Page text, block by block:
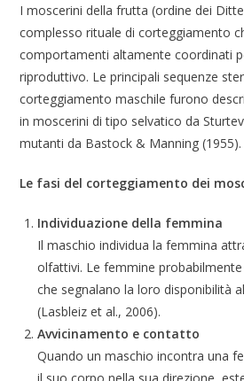
I moscerini della frutta (ordine dei
complesso rituale di corteggiamento
comportamenti altamente coordinati
riproduttivo. Le principali sequenze
corteggiamento maschile furono
in moscerini di tipo selvatico da
mutanti da Bastock & Manning (1955).
Le fasi del corteggiamento dei
Individuazione della femmina
Il maschio individua la femmina
olfattivi. Le femmine
che segnalano la loro disponibilità
(Lasbleiz et al., 2006).
Avvicinamento e contatto
Quando un maschio incontra una